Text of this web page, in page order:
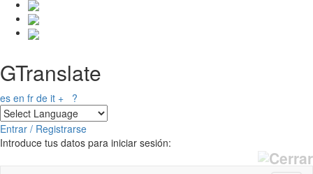
GTranslate
es en fr de it + ?
Entrar / Registrarse
Introduce tus datos para iniciar sesión: